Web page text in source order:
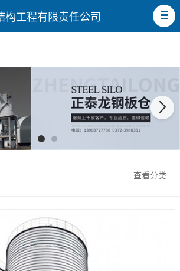
构工程有限责任公司
查看分类